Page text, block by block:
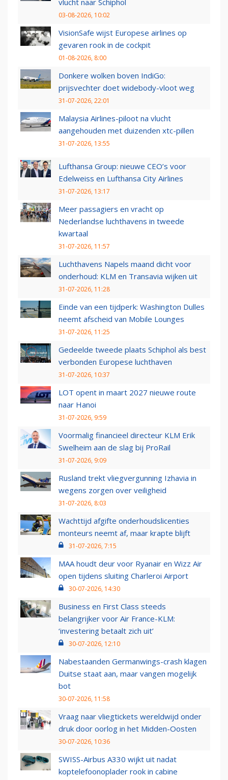
vlucht naar Schiphol
03-08-2026, 10:02
VisionSafe wijst Europese airlines op
gevaren rook in de cockpit
01-08-2026, 8:00
Donkere wolken boven IndiGo:
prijsvechter doet widebody-vloot weg
31-07-2026, 22:01
Malaysia Airlines-piloot na vlucht
aangehouden met duizenden xtc-pillen
31-07-2026, 13:55
Lufthansa Group: nieuwe CEO’s voor
Edelweiss en Lufthansa City Airlines
31-07-2026, 13:17
Meer passagiers en vracht op
Nederlandse luchthavens in tweede
kwartaal
31-07-2026, 11:57
Luchthavens Napels maand dicht voor
onderhoud: KLM en Transavia wijken uit
31-07-2026, 11:28
Einde van een tijdperk: Washington Dulles
neemt afscheid van Mobile Lounges
31-07-2026, 11:25
Gedeelde tweede plaats Schiphol als best
verbonden Europese luchthaven
31-07-2026, 10:37
LOT opent in maart 2027 nieuwe route
naar Hanoi
31-07-2026, 9:59
Voormalig financieel directeur KLM Erik
Swelheim aan de slag bij ProRail
31-07-2026, 9:09
Rusland trekt vliegvergunning Izhavia in
wegens zorgen over veiligheid
31-07-2026, 8:03
Wachttijd afgifte onderhoudslicenties
monteurs neemt af, maar krapte blijft
31-07-2026, 7:15
MAA houdt deur voor Ryanair en Wizz Air
open tijdens sluiting Charleroi Airport
30-07-2026, 14:30
Business en First Class steeds
belangrijker voor Air France-KLM:
‘investering betaalt zich uit’
30-07-2026, 12:10
Nabestaanden Germanwings-crash klagen
Duitse staat aan, maar vangen mogelijk
bot
30-07-2026, 11:58
Vraag naar vliegtickets wereldwijd onder
druk door oorlog in het Midden-Oosten
30-07-2026, 10:36
SWISS-Airbus A330 wijkt uit nadat
koptelefoonoplader rook in cabine